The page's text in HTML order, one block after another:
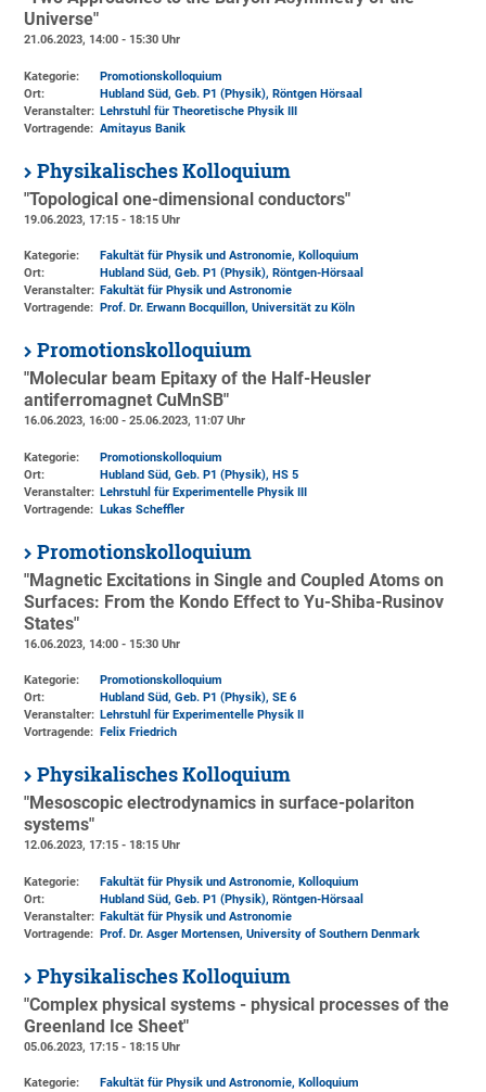
Universe"
21.06.2023, 14:00 - 15:30 Uhr
Kategorie:
Promotionskolloquium
Ort:
Hubland Süd, Geb. P1 (Physik), Röntgen Hörsaal
Veranstalter: Lehrstuhl für Theoretische Physik III
Vortragende: Amitayus Banik
Physikalisches Kolloquium
"Topological one-dimensional conductors"
19.06.2023, 17:15 - 18:15 Uhr
Kategorie:
Fakultät für Physik und Astronomie, Kolloquium
Ort:
Hubland Süd, Geb. P1 (Physik), Röntgen-Hörsaal
Veranstalter: Fakultät für Physik und Astronomie
Vortragende:
Prof. Dr. Erwann Bocquillon, Universität zu Köln
Promotionskolloquium
"Molecular beam Epitaxy of the Half-Heusler
antiferromagnet CuMnSB"
16.06.2023, 16:00 - 25.06.2023, 11:07 Uhr
Kategorie:
Promotionskolloquium
Ort:
Hubland Süd, Geb. P1 (Physik), HS 5
Veranstalter: Lehrstuhl für Experimentelle Physik III
Vortragende: Lukas Scheffler
Promotionskolloquium
"Magnetic Excitations in Single and Coupled Atoms on
Surfaces: From the Kondo Effect to Yu-Shiba-Rusinov
States"
16.06.2023, 14:00 - 15:30 Uhr
Kategorie:
Promotionskolloquium
Ort:
Hubland Süd, Geb. P1 (Physik), SE 6
Veranstalter: Lehrstuhl für Experimentelle Physik II
Vortragende:
Felix Friedrich
Physikalisches Kolloquium
"Mesoscopic electrodynamics in surface-polariton
systems"
12.06.2023, 17:15 - 18:15 Uhr
Kategorie:
Fakultät für Physik und Astronomie, Kolloquium
Ort:
Hubland Süd, Geb. P1 (Physik), Röntgen-Hörsaal
Veranstalter: Fakultät für Physik und Astronomie
Vortragende: Prof. Dr. Asger Mortensen, University of Southern Denmark
Physikalisches Kolloquium
"Complex physical systems - physical processes of the
Greenland Ice Sheet"
05.06.2023, 17:15 - 18:15 Uhr
Kategorie:
Fakultät für Physik und Astronomie, Kolloquium